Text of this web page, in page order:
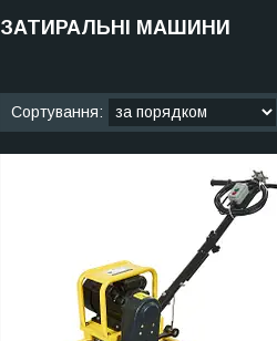
ЗАТИРАЛЬНІ МАШИНИ